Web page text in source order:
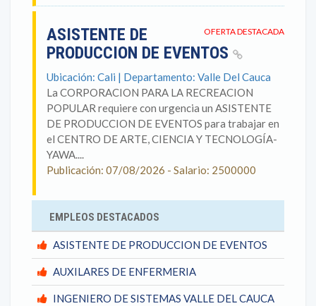
OFERTA DESTACADA
ASISTENTE DE
PRODUCCION DE EVENTOS
Ubicación: Cali | Departamento: Valle Del Cauca
La CORPORACION PARA LA RECREACION
POPULAR requiere con urgencia un ASISTENTE
DE PRODUCCION DE EVENTOS para trabajar en
el CENTRO DE ARTE, CIENCIA Y TECNOLOGÍA-
YAWA....
Publicación: 07/08/2026 - Salario: 2500000
EMPLEOS DESTACADOS
ASISTENTE DE PRODUCCION DE EVENTOS
AUXILARES DE ENFERMERIA
INGENIERO DE SISTEMAS VALLE DEL CAUCA